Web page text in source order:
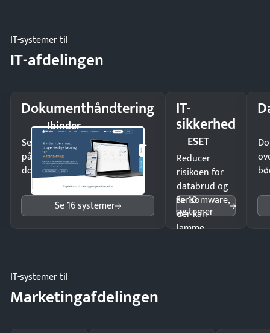
IT-systemer til
IT-afdelingen
Dokumenthåndtering
Ibinder
Send kontrakter til underskrift
på minutter og mist ingen
dokumenter.
Se 16 systemer
IT-
sikkerhed
ESET
Reducer
risikoen for
databrud og
ransomware,
der kan
lamme
Se 10
systemer
IT-systemer til
Marketingafdelingen